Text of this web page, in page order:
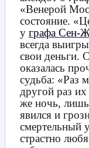
«Венерой
состояние.
у графа Сен-
всегда
свои деньги.
оказалась
судьба: «Раз
другой раз
же ночь, лишь
явился и
смертельный
страстно